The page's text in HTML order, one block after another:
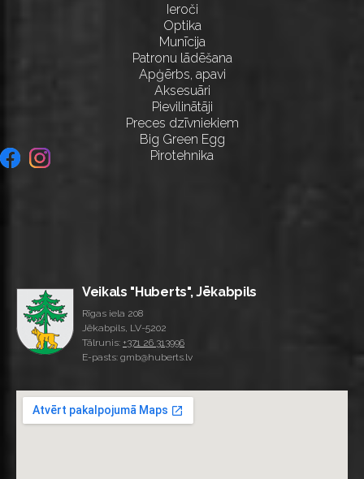
Ieroči
Optika
Munīcija
Patronu lādēšana
Apģērbs, apavi
Aksesuāri
Pievilinātāji
Preces dzīvniekiem
Big Green Egg
Pirotehnika
Veikals "Huberts", Jēkabpils
Rīgas iela 208
Jēkabpils, LV-5202
Tālrunis: +371 26 313996
E-pasts: gmb@huberts.lv